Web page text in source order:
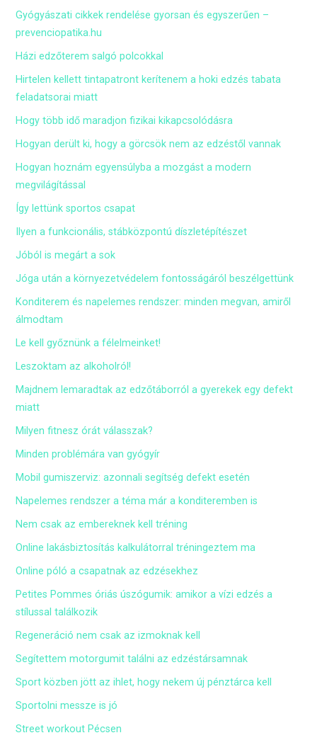
Gyógyászati cikkek rendelése gyorsan és egyszerűen –
prevenciopatika.hu
Házi edzőterem salgó polcokkal
Hirtelen kellett tintapatront kerítenem a hoki edzés tabata
feladatsorai miatt
Hogy több idő maradjon fizikai kikapcsolódásra
Hogyan derült ki, hogy a görcsök nem az edzéstől vannak
Hogyan hoznám egyensúlyba a mozgást a modern
megvilágítással
Így lettünk sportos csapat
Ilyen a funkcionális, stábközpontú díszletépítészet
Jóból is megárt a sok
Jóga után a környezetvédelem fontosságáról beszélgettünk
Konditerem és napelemes rendszer: minden megvan, amiről
álmodtam
Le kell győznünk a félelmeinket!
Leszoktam az alkoholról!
Majdnem lemaradtak az edzőtáborról a gyerekek egy defekt
miatt
Milyen fitnesz órát válasszak?
Minden problémára van gyógyír
Mobil gumiszerviz: azonnali segítség defekt esetén
Napelemes rendszer a téma már a konditeremben is
Nem csak az embereknek kell tréning
Online lakásbiztosítás kalkulátorral tréningeztem ma
Online póló a csapatnak az edzésekhez
Petites Pommes óriás úszógumik: amikor a vízi edzés a
stílussal találkozik
Regeneráció nem csak az izmoknak kell
Segítettem motorgumit találni az edzéstársamnak
Sport közben jött az ihlet, hogy nekem új pénztárca kell
Sportolni messze is jó
Street workout Pécsen